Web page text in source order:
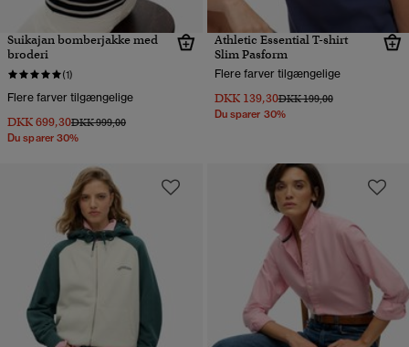
Suikajan bomberjakke med
broderi
(1)
Flere farver tilgængelige
DKK 699,30Pris nedsat fra
DKK 999,00til
Du sparer 30%
Athletic Essential T-shirt
Slim Pasform
Flere farver tilgængelige
DKK 139,30Pris nedsat fra
DKK 199,00til
Du sparer 30%